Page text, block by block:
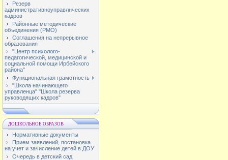
Резерв
административноуправлнческих
кадров
Районные методические
объединения (РМО)
Соглашения на непрерывное
образования
"Центр психолого-
педагогической, медицинской и
социальной помощи Ирбейского
района"
Функциональная грамотность
"Школа начинающего
управленца" "Школа резерва
руководящих кадров"
ДОШКОЛЬНОЕ ОБРАЗОВ
Нормативные документы
Прием заявлений, постановка
на учет и зачисление детей в ДОУ
Очередь в детский сад